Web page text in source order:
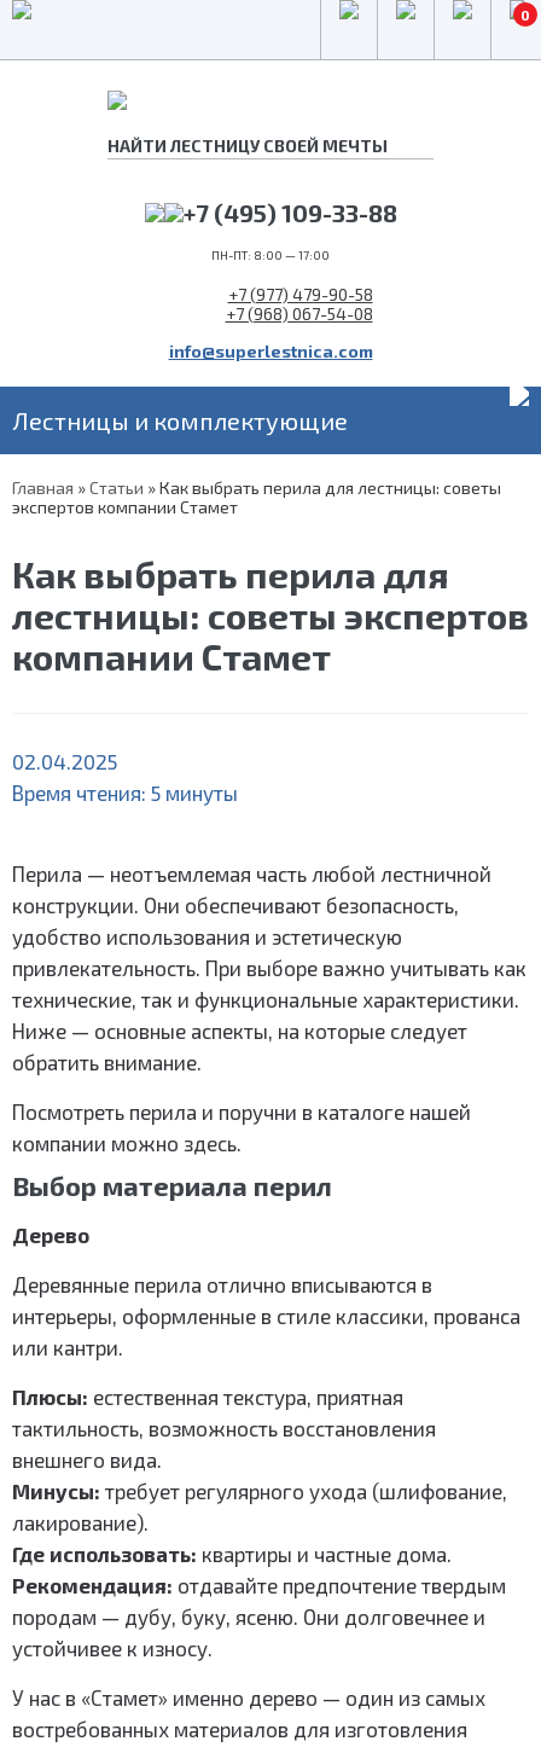
0
+7 (495) 109-33-88
ПН-ПТ: 8:00 — 17:00
+7 (977) 479-90-58
+7 (968) 067-54-08
info@superlestnica.com
Лестницы и комплектующие
Главная »Статьи »Как выбрать перила для лестницы: советы
экспертов компании Стамет
Как выбрать перила для
лестницы: советы экспертов
компании Стамет
02.04.2025
Время чтения: 5 минуты
Перила — неотъемлемая часть любой лестничной
конструкции. Они обеспечивают безопасность,
удобство использования и эстетическую
привлекательность. При выборе важно учитывать как
технические, так и функциональные характеристики.
Ниже — основные аспекты, на которые следует
обратить внимание.
Посмотреть перила и поручни в каталоге нашей
компании можно здесь.
Выбор материала перил
Дерево
Деревянные перила отлично вписываются в
интерьеры, оформленные в стиле классики, прованса
или кантри.
Плюсы: естественная текстура, приятная
тактильность, возможность восстановления
внешнего вида.
Минусы: требует регулярного ухода (шлифование,
лакирование).
Где использовать: квартиры и частные дома.
Рекомендация: отдавайте предпочтение твердым
породам — дубу, буку, ясеню. Они долговечнее и
устойчивее к износу.
У нас в «Стамет» именно дерево — один из самых
востребованных материалов для изготовления